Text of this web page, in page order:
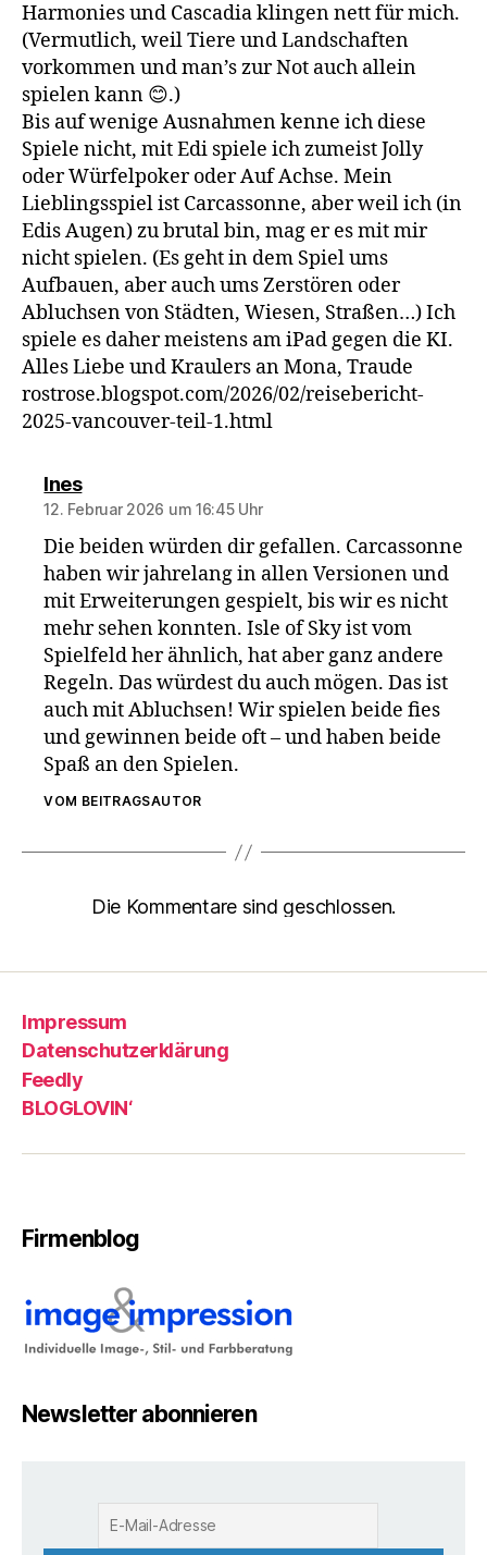
Harmonies und Cascadia klingen nett für mich.
(Vermutlich, weil Tiere und Landschaften
vorkommen und man’s zur Not auch allein
spielen kann 😊.)
Bis auf wenige Ausnahmen kenne ich diese
Spiele nicht, mit Edi spiele ich zumeist Jolly
oder Würfelpoker oder Auf Achse. Mein
Lieblingsspiel ist Carcassonne, aber weil ich (in
Edis Augen) zu brutal bin, mag er es mit mir
nicht spielen. (Es geht in dem Spiel ums
Aufbauen, aber auch ums Zerstören oder
Abluchsen von Städten, Wiesen, Straßen…) Ich
spiele es daher meistens am iPad gegen die KI.
Alles Liebe und Kraulers an Mona, Traude
rostrose.blogspot.com/2026/02/reisebericht-
2025-vancouver-teil-1.html
Inessagt:
12. Februar 2026 um 16:45 Uhr
Die beiden würden dir gefallen. Carcassonne
haben wir jahrelang in allen Versionen und
mit Erweiterungen gespielt, bis wir es nicht
mehr sehen konnten. Isle of Sky ist vom
Spielfeld her ähnlich, hat aber ganz andere
Regeln. Das würdest du auch mögen. Das ist
auch mit Abluchsen! Wir spielen beide fies
und gewinnen beide oft – und haben beide
Spaß an den Spielen.
VOM BEITRAGSAUTOR
Die Kommentare sind geschlossen.
Impressum
Datenschutzerklärung
Feedly
BLOGLOVIN‘
Firmenblog
Newsletter abonnieren